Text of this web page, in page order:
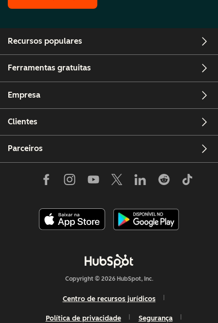
Recursos populares
Ferramentas gratuitas
Empresa
Clientes
Parceiros
Copyright © 2026 HubSpot, Inc.
Centro de recursos jurídicos
Política de privacidade Segurança